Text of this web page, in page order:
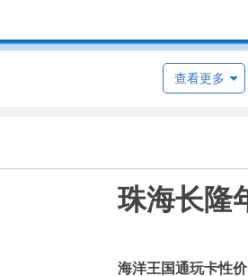
查看更多
珠海长隆
海洋王国通玩卡性